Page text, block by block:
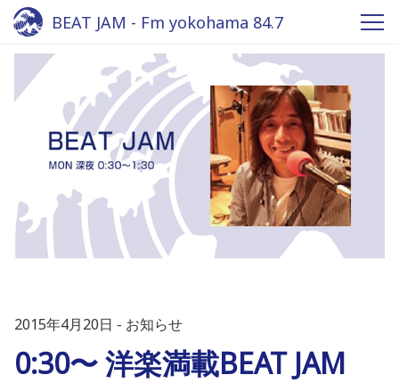
BEAT JAM - Fm yokohama 84.7
2015年4月20日 お知らせ
0:30〜 洋楽満載BEAT JAM